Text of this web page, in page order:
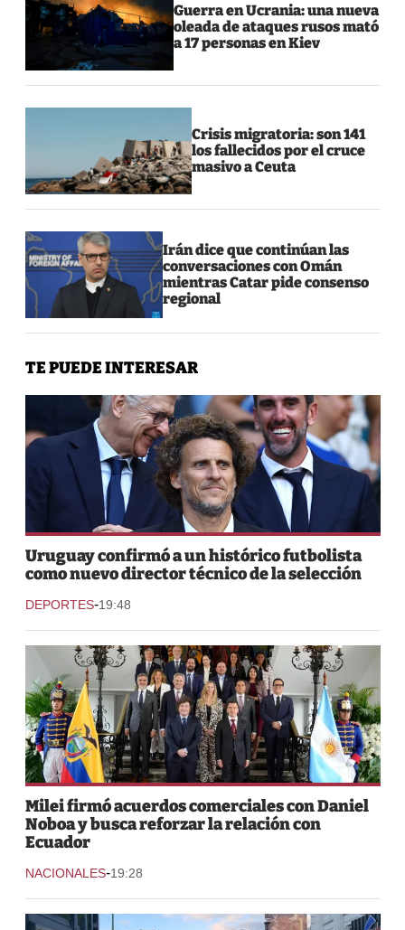
Guerra en Ucrania: una nueva
oleada de ataques rusos mató
a 17 personas en Kiev
Crisis migratoria: son 141
los fallecidos por el cruce
masivo a Ceuta
Irán dice que continúan las
conversaciones con Omán
mientras Catar pide consenso
regional
TE PUEDE INTERESAR
Uruguay confirmó a un histórico futbolista
como nuevo director técnico de la selección
DEPORTES-19:48
Milei firmó acuerdos comerciales con Daniel
Noboa y busca reforzar la relación con
Ecuador
NACIONALES-19:28